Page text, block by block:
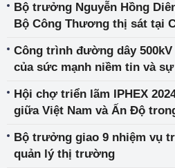
Trọng Nghĩa
Bộ trưởng Nguyễn Hồng
Bộ Công Thương thị sát tại
Công trình đường dây
của sức mạnh niềm tin và
Hội chợ triển lãm IPHEX
giữa Việt Nam và Ấn Độ
Bộ trưởng giao 9 nhiệm vụ
quản lý thị trường